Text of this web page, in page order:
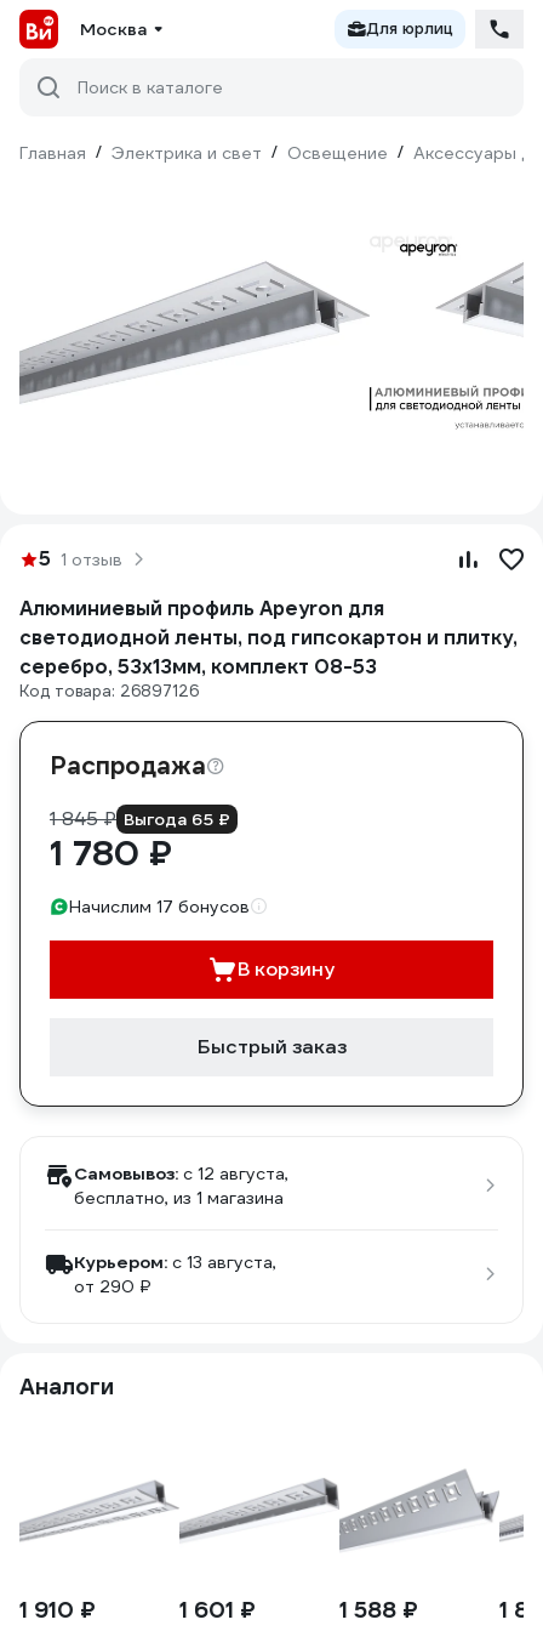
Москва Для юрлиц
Поиск в каталоге
Главная / Электрика и свет / Освещение / Аксессуары
5 1 отзыв
Алюминиевый профиль Apeyron для
светодиодной ленты, под гипсокартон и плитку,
серебро, 53x13мм, комплект 08-53
Код товара: 26897126
Распродажа
1 845 ₽ Выгода 65 ₽
1 780 ₽
Начислим 17 бонусов
В корзину
Быстрый заказ
Самовывоз: c 12 августа,
бесплатно, из 1 магазина
Курьером: c 13 августа,
от 290 ₽
Аналоги
1 910 ₽ 1 601 ₽ 1 588 ₽ 1